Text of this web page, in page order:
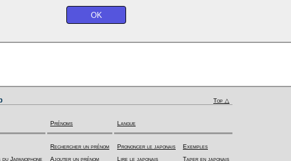
Top △
Japanophone
Prénoms
Rechercher un prénom
Ajouter un prénom
Langue
Prononcer le japonais
Lire le japonais
Exemples
Taper en japonais